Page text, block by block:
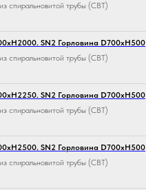
спиральновитой трубы (СВТ)
SN2 Горловина D700хH500
спиральновитой трубы (СВТ)
SN2 Горловина D700хH500
спиральновитой трубы (СВТ)
SN2 Горловина D700хH500
спиральновитой трубы (СВТ)